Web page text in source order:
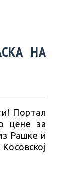
НА
Портал
цене за
Рашке и